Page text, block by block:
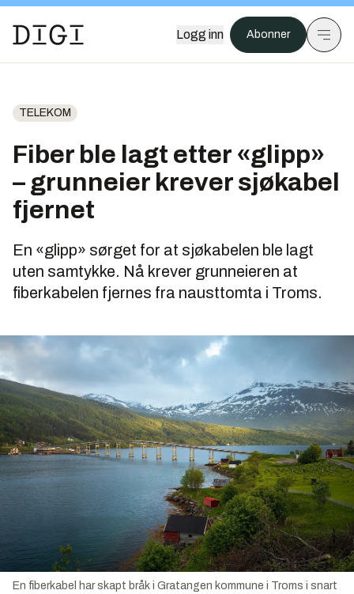
Logg inn Abonner
TELEKOM
Fiber ble lagt etter «glipp»
– grunneier krever sjøkabel
fjernet
En «glipp» sørget for at sjøkabelen ble lagt
uten samtykke. Nå krever grunneieren at
fiberkabelen fjernes fra nausttomta i Troms.
En fiberkabel har skapt bråk i Gratangen kommune i Troms i snart